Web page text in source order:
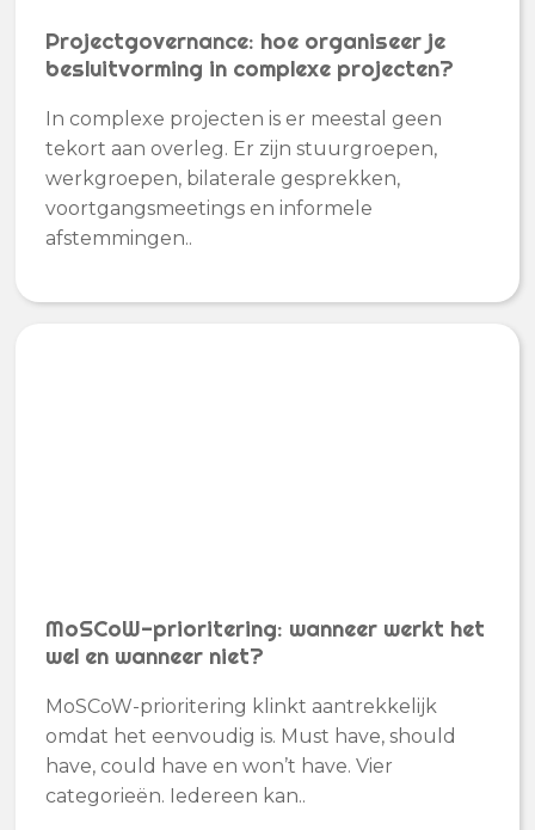
Projectgovernance: hoe organiseer je
besluitvorming in complexe projecten?
In complexe projecten is er meestal geen
tekort aan overleg. Er zijn stuurgroepen,
werkgroepen, bilaterale gesprekken,
voortgangsmeetings en informele
afstemmingen..
MoSCoW-prioritering: wanneer werkt het
wel en wanneer niet?
MoSCoW-prioritering klinkt aantrekkelijk
omdat het eenvoudig is. Must have, should
have, could have en won’t have. Vier
categorieën. Iedereen kan..